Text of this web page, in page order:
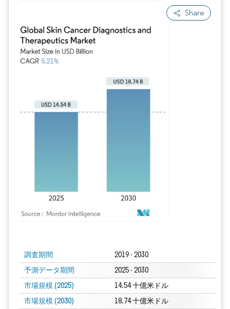
Share
調査期間 2019 - 2030
予測データ期間 2025 - 2030
市場規模 (2025) 14.54 十億米ドル
市場規模 (2030) 18.74 十億米ドル